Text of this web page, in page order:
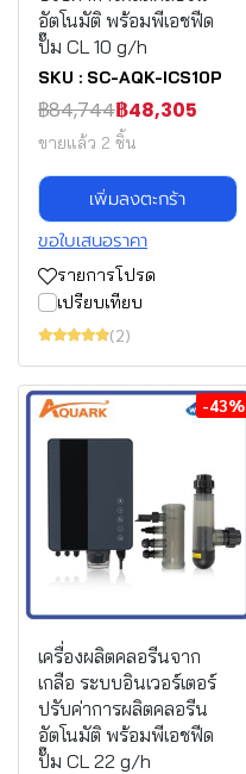
อัตโนมัติ พร้อมพีเอชฟีด
ปั๊ม CL 10 g/h
SKU : SC-AQK-ICS10P
฿84,744฿48,305
ขายแล้ว 2 ชิ้น
เพิ่มลงตะกร้า
ขอใบเสนอราคา
รายการโปรด
เปรียบเทียบ
(2)
-43%
เครื่องผลิตคลอรีนจาก
เกลือ ระบบอินเวอร์เตอร์
ปรับค่าการผลิตคลอรีน
อัตโนมัติ พร้อมพีเอชฟีด
ปั๊ม CL 22 g/h